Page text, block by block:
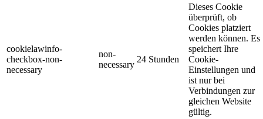
cookielawinfo-
checkbox-non-
necessary
non-
necessary
24 Stunden
Dieses Cookie
überprüft, ob
Cookies platziert
werden können. Es
speichert Ihre
Cookie-
Einstellungen und
ist nur bei
Verbindungen zur
gleichen Website
gültig.